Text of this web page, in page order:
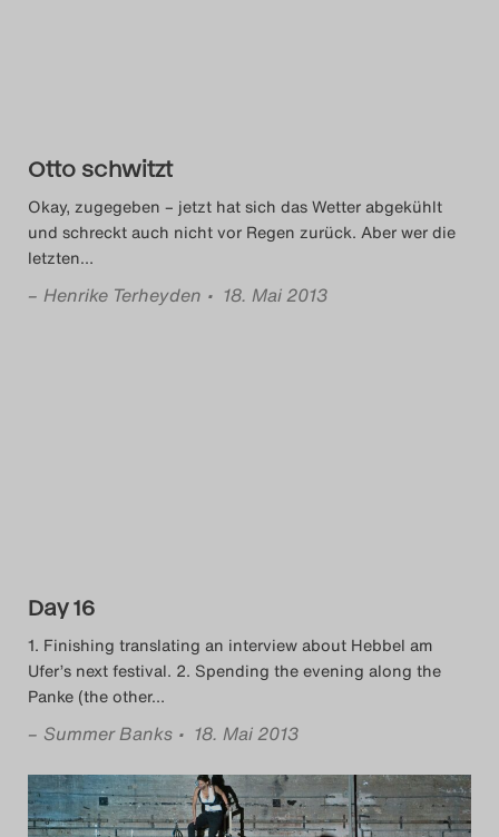
Otto schwitzt
Okay, zugegeben – jetzt hat sich das Wetter abgekühlt
und schreckt auch nicht vor Regen zurück. Aber wer die
letzten…
– Henrike Terheyden • 18. Mai 2013
Day 16
1. Finishing translating an interview about Hebbel am
Ufer’s next festival. 2. Spending the evening along the
Panke (the other…
– Summer Banks • 18. Mai 2013